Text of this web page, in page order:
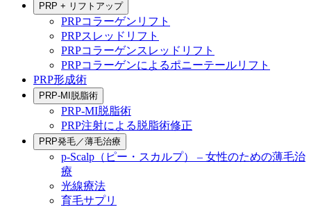
PRP + リフトアップ
PRPコラーゲンリフト
PRPスレッドリフト
PRPコラーゲンスレッドリフト
PRPコラーゲンによるポニーテールリフト
PRP形成術
PRP-MI脱脂術
PRP-MI脱脂術
PRP注射による脱脂術修正
PRP発毛／薄毛治療
p-Scalp（ピー・スカルプ） – 女性のための薄毛治
療
光線療法
育毛サプリ